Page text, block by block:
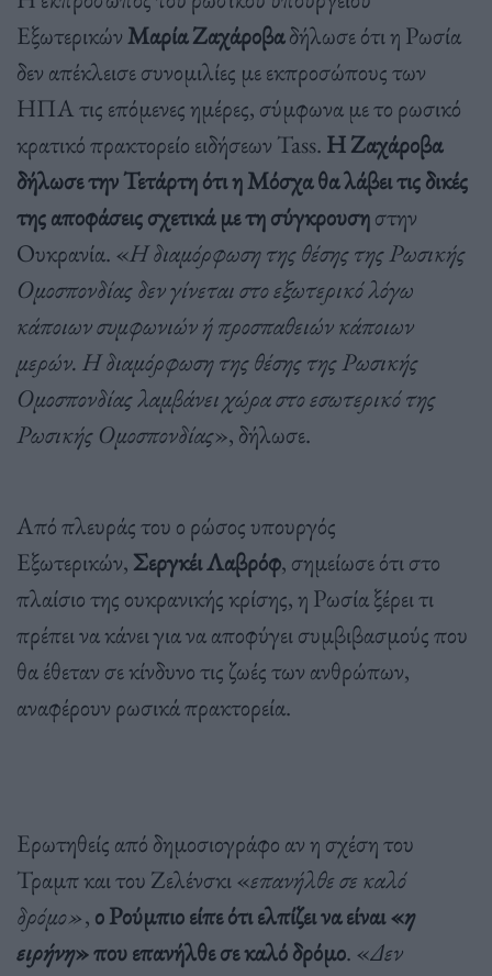
ΕξωτερικώνΜαρία Ζαχάροβαδήλωσε ότι η Ρωσία
δεν απέκλεισε συνομιλίες με εκπροσώπους των
ΗΠΑ τις επόμενες ημέρες, σύμφωνα με το ρωσικό
κρατικό πρακτορείο ειδήσεων Tass. Η Ζαχάροβα
δήλωσε την Τετάρτη ότι η Μόσχα θα λάβει τις δικές
της αποφάσεις σχετικά με τη σύγκρουσηστην
Ουκρανία. «Η διαμόρφωση της θέσης της Ρωσικής
Ομοσπονδίας δεν γίνεται στο εξωτερικό λόγω
κάποιων συμφωνιών ή προσπαθειών κάποιων
μερών. Η διαμόρφωση της θέσης της Ρωσικής
Ομοσπονδίας λαμβάνει χώρα στο εσωτερικό της
Ρωσικής Ομοσπονδίας», δήλωσε.
Από πλευράς του ο ρώσος υπουργός
Εξωτερικών, Σεργκέι Λαβρόφ, σημείωσε ότι στο
πλαίσιο της ουκρανικής κρίσης, η Ρωσία ξέρει τι
πρέπει να κάνει για να αποφύγει συμβιβασμούς που
θα έθεταν σε κίνδυνο τις ζωές των ανθρώπων,
αναφέρουν ρωσικά πρακτορεία.
Ερωτηθείς από δημοσιογράφο αν η σχέση του
Τραμπ και του Ζελένσκι «επανήλθε σε καλό
δρόμο», ο Ρούμπιο είπε ότι ελπίζει να είναι «η
ειρήνη» που επανήλθε σε καλό δρόμο. «Δεν